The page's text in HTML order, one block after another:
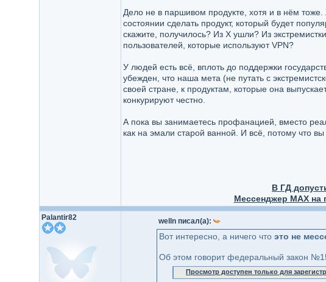
Дело не в паршивом продукте, хотя и в нём
состоянии сделать продукт, который будет
скажите, получилось? Из X ушли? Из
пользователей, которые используют VPN?
У людей есть всё, вплоть до поддержки
убежден, что наша мета (не путать с
своей стране, к продуктам, которые она
конкурируют честно.
А пока вы занимаетесь профанацией, вместо
как на эмали старой ванной. И всё, потому что
В ГД
Мессенджер MAX
Palantir82 welln писал(а):
Вот интересно, а ничего что это не
Об этом говорит федеральный закон
Просмотр доступен только для